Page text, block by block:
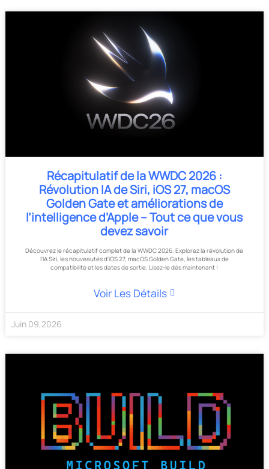
Récapitulatif de la WWDC 2026 :
Révolution IA de Siri, iOS 27, macOS
Golden Gate et améliorations de
l’intelligence d’Apple – Tout ce que vous
devez savoir
Découvrez le récapitulatif complet de la WWDC 2026. Explorez la révolution de
l'IA Siri, les nouveautés d'iOS 27, macOS Golden Gate, les tableaux de
compatibilité et les dates de sortie. Lisez-le dès maintenant !
Voir Les Détails
Juin 09,2026